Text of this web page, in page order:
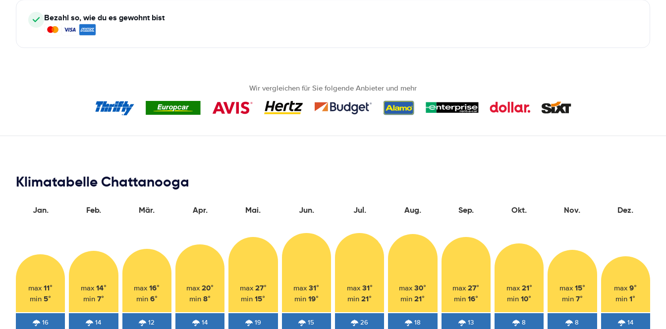
Bezahl so, wie du es gewohnt bist
Wir vergleichen für Sie folgende Anbieter und mehr
Klimatabelle Chattanooga
Jan.
max11°
min 5°
16
Feb.
max 14°
min 7°
14
Mär.
max16°
min 6°
12
Apr.
max20°
min8°
14
Mai.
max 27°
min15°
19
Jun.
max31°
min 19°
15
Jul.
max 31°
min21°
26
Aug.
max30°
min21°
18
Sep.
max27°
min 16°
13
Okt.
max 21°
min10°
8
Nov.
max 15°
min 7°
8
Dez.
max9°
min1°
14